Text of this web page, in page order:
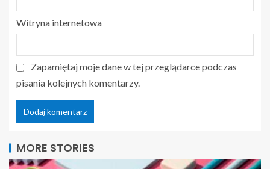
Witryna internetowa
Zapamiętaj moje dane w tej przeglądarce podczas
pisania kolejnych komentarzy.
MORE STORIES